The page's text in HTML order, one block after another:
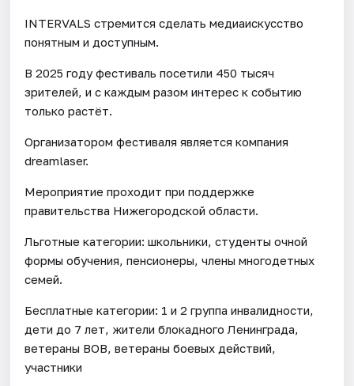
INTERVALS стремится сделать медиаискусство
понятным и доступным.
В 2025 году фестиваль посетили 450 тысяч
зрителей, и с каждым разом интерес к событию
только растёт.
Организатором фестиваля является компания
dreamlaser.
Мероприятие проходит при поддержке
правительства Нижегородской области.
Льготные категории: школьники, студенты очной
формы обучения, пенсионеры, члены многодетных
семей.
Бесплатные категории: 1 и 2 группа инвалидности,
дети до 7 лет, жители блокадного Ленинграда,
ветераны ВОВ, ветераны боевых действий,
участники